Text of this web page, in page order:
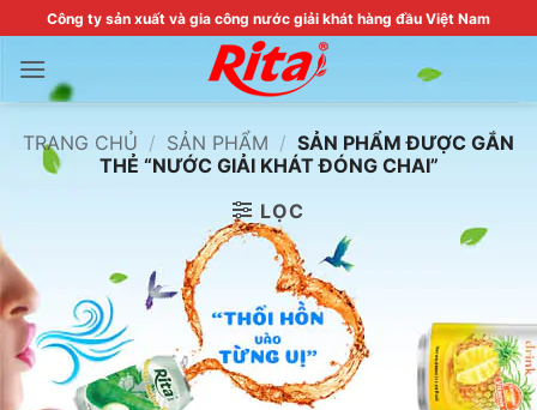
to
content
Công ty sản xuất và gia công nước giải khát hàng đầu Việt Nam
TRANG CHỦ / SẢN PHẨM / SẢN PHẨM ĐƯỢC GẮN
THẺ “NƯỚC GIẢI KHÁT ĐÓNG CHAI”
LỌC